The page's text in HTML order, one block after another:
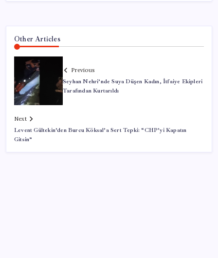
Other Articles
Previous
Seyhan Nehri’nde Suya Düşen Kadın, İtfaiye Ekipleri
Tarafından Kurtarıldı
Next
Levent Gültekin’den Burcu Köksal’a Sert Tepki: “CHP’yi Kapatın
Gitsin”